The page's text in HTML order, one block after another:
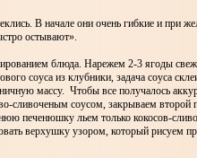
В начале они очень гибкие и при
остывают».
блюда. Нарежем 2-3 ягоды
соуса из клубники, задача соуса
массу. Чтобы все получалось
сливоченым соусом, закрываем
печенюшку льем только кокосов-
верхушку узором, который рисуем